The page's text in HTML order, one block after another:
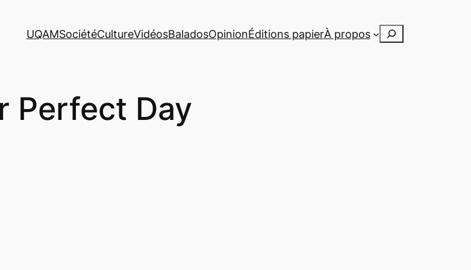
UQAMSociétéCultureVidéosBaladosOpinionÉditions papierÀ propos Rechercher
Perfect Day